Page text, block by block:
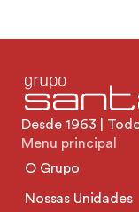
Desde 1963 |
Menu principal
O Grupo
Nossas Unidades